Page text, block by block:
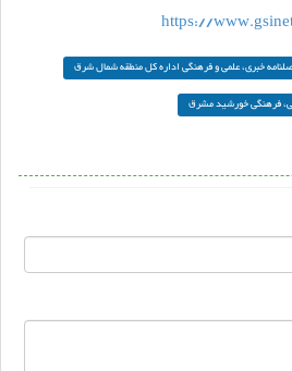
https://
خبری، علمی و فرهنگی اداره کل منطقه شمال شرق
فرهنگی خورشید مشرق